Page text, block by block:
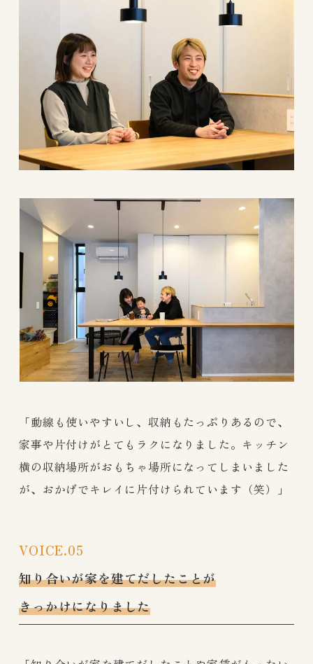
「動線も使いやすいし、収納もたっぷりあるので、
家事や片付けがとてもラクになりました。キッチン
横の収納場所がおもちゃ場所になってしまいました
が、おかげでキレイに片付けられています（笑）」
VOICE.05
知り合いが家を建てだしたことが
きっかけになりました